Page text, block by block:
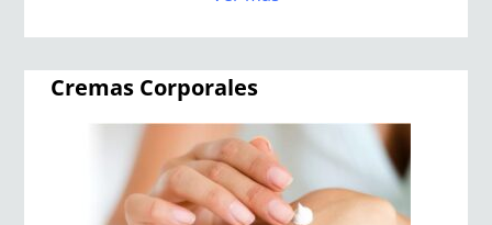
Cremas Corporales